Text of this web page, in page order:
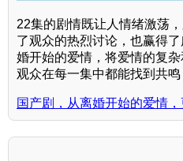
22集的剧情既让人情绪激荡
了观众的热烈讨论，也赢得
婚开始的爱情，将爱情的复
观众在每一集中都能找到共鸣
国产剧，从离婚开始的爱情